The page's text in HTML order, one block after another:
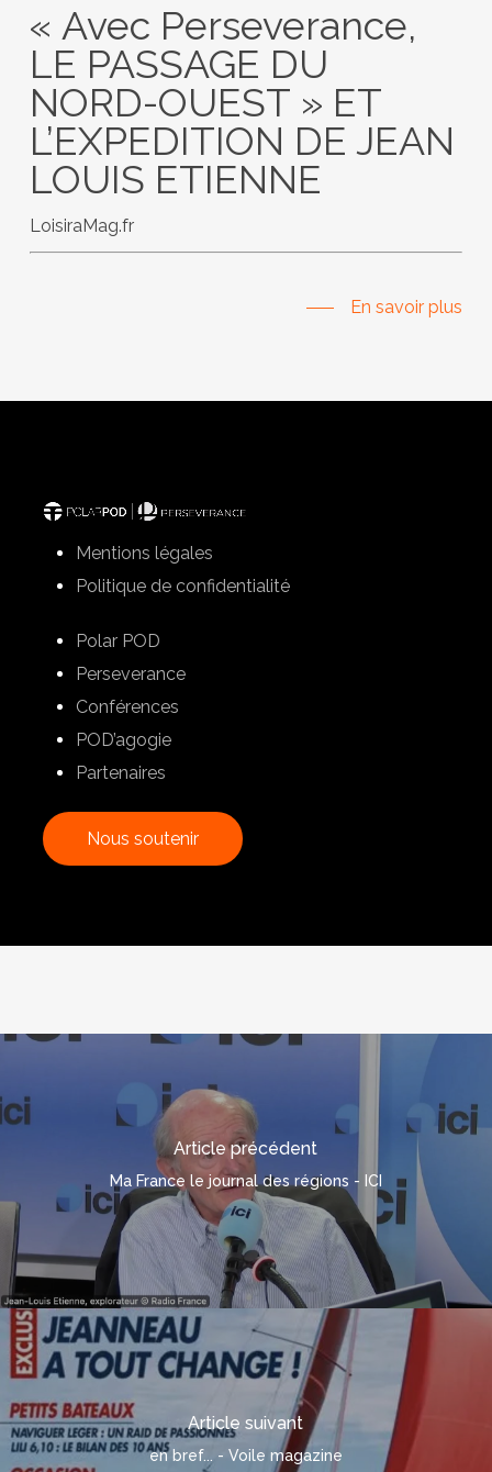
« Avec Perseverance,
LE PASSAGE DU
NORD-OUEST » ET
L’EXPEDITION DE JEAN
LOUIS ETIENNE
LoisiraMag.fr
En savoir plus
Mentions légales
Politique de confidentialité
Polar POD
Perseverance
Conférences
POD’agogie
Partenaires
Nous soutenir
Article précédent
Ma France le journal des régions - ICI
Article suivant
en bref... - Voile magazine